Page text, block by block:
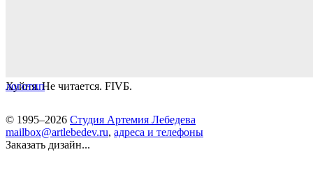
Хуйня. Не читается. FIVБ.
логотип
© 1995–2026 Студия Артемия Лебедева
mailbox@artlebedev.ru, адреса и телефоны
Заказать дизайн...